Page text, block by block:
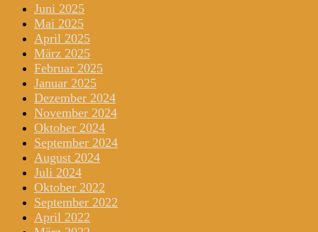
Juni 2025
Mai 2025
April 2025
März 2025
Februar 2025
Januar 2025
Dezember 2024
November 2024
Oktober 2024
September 2024
August 2024
Juli 2024
Oktober 2022
September 2022
April 2022